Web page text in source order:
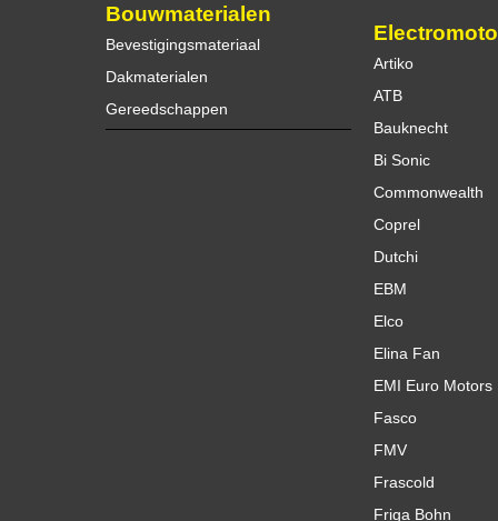
Bouwmaterialen
Bevestigingsmateriaal
Dakmaterialen
Gereedschappen
Artiko
ATB
Bauknecht
Bi Sonic
Commonwealth
Coprel
Dutchi
EBM
Elco
Elina Fan
EMI Euro Motors
Fasco
FMV
Frascold
Friga Bohn